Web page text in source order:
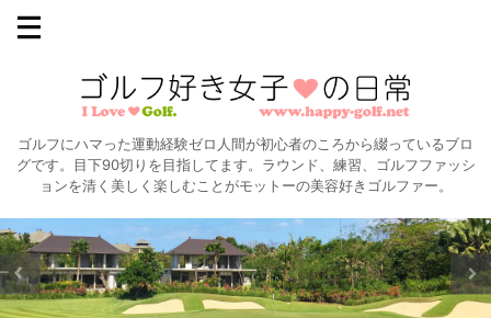
ゴルフにハマった運動経験ゼロ人間が初心者のころから綴っているブロ
グです。目下90切りを目指してます。ラウンド、練習、ゴルフファッシ
ョンを清く美しく楽しむことがモットーの美容好きゴルファー。